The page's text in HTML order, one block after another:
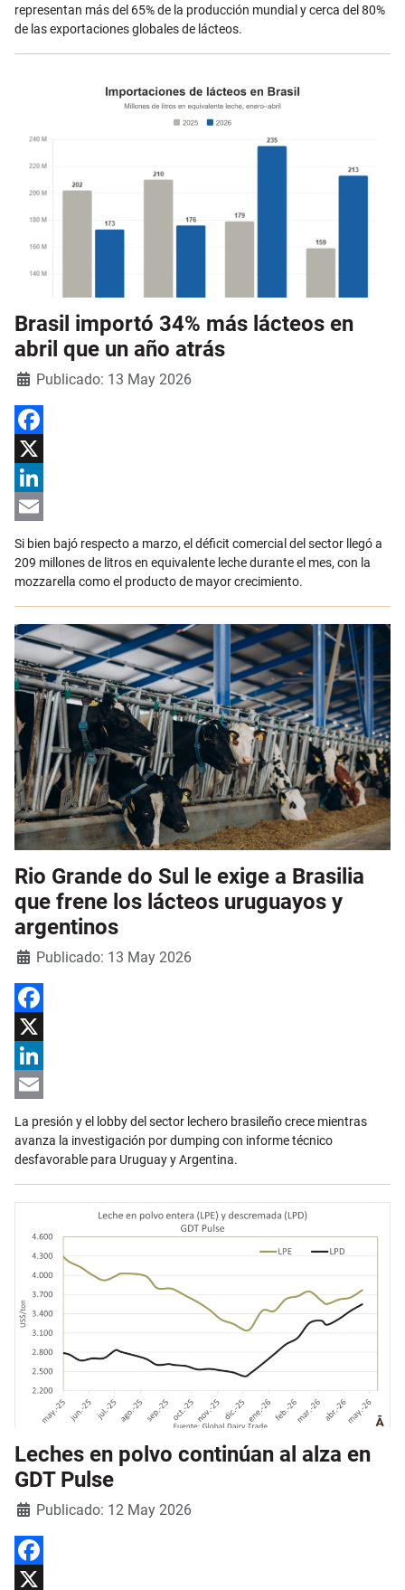
representan más del 65% de la producción mundial y cerca del 80%
de las exportaciones globales de lácteos.
Brasil importó 34% más lácteos en
abril que un año atrás
DetallesPublicado: 13 May 2026
Facebook
X
LinkedIn
Email
Si bien bajó respecto a marzo, el déficit comercial del sector llegó a
209 millones de litros en equivalente leche durante el mes, con la
mozzarella como el producto de mayor crecimiento.
Rio Grande do Sul le exige a Brasilia
que frene los lácteos uruguayos y
argentinos
DetallesPublicado: 13 May 2026
Facebook
X
LinkedIn
La presión y el lobby del sector lechero brasileño crece mientras
avanza la investigación por dumping con informe técnico
desfavorable para Uruguay y Argentina.
Leches en polvo continúan al alza en
GDT Pulse
DetallesPublicado: 12 May 2026
Facebook